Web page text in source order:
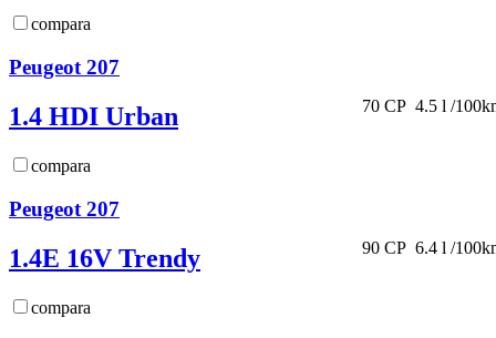
compara
Peugeot 207
1.4 HDI Urban
compara
70 CP 4.5 l /
Peugeot 207
1.4E 16V Trendy
compara
90 CP 6.4 l /